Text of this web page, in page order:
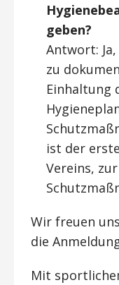
geben?
Antwort:
zu
Einhaltung
ist der
Vereins,
Wir freuen
die
Mit